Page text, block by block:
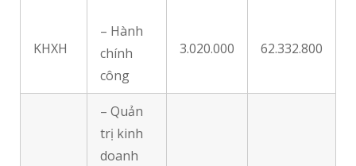
KHXH
– Hành
chính
công
3.020.000 62.332.800
– Quản
trị kinh
doanh